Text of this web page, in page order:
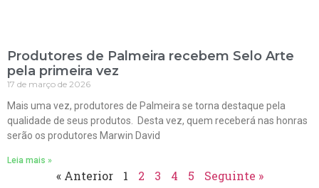
Produtores de Palmeira recebem Selo Arte
pela primeira vez
17 de março de 2026
Mais uma vez, produtores de Palmeira se torna destaque pela
qualidade de seus produtos. Desta vez, quem receberá nas honras
serão os produtores Marwin David
Leia mais »
« Anterior 1 2 3 4 5 Seguinte »